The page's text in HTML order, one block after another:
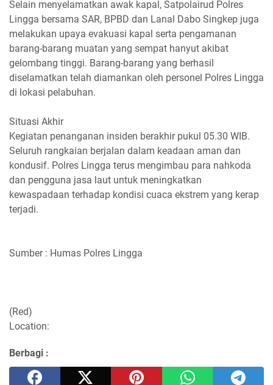
Selain menyelamatkan awak kapal, Satpolairud Polres
Lingga bersama SAR, BPBD dan Lanal Dabo Singkep juga
melakukan upaya evakuasi kapal serta pengamanan
barang-barang muatan yang sempat hanyut akibat
gelombang tinggi. Barang-barang yang berhasil
diselamatkan telah diamankan oleh personel Polres Lingga
di lokasi pelabuhan.
Situasi Akhir
Kegiatan penanganan insiden berakhir pukul 05.30 WIB.
Seluruh rangkaian berjalan dalam keadaan aman dan
kondusif. Polres Lingga terus mengimbau para nahkoda
dan pengguna jasa laut untuk meningkatkan
kewaspadaan terhadap kondisi cuaca ekstrem yang kerap
terjadi.
Sumber : Humas Polres Lingga
(Red)
Location:
Berbagi :